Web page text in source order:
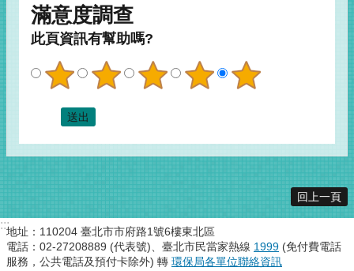
滿意度調查
此頁資訊有幫助嗎?
回上一頁
:::地址：110204 臺北市市府路1號6樓東北區
電話：02-27208889 (代表號)、臺北市民當家熱線 1999 (免付費電話
服務，公共電話及預付卡除外) 轉 環保局各單位聯絡資訊